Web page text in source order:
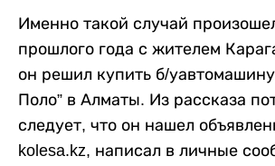
Именно такой случай
прошлого года с жителем
он решил купить б/
Поло” в Алматы. Из рассказа
следует, что он нашел
kolesa.kz, написал в личные